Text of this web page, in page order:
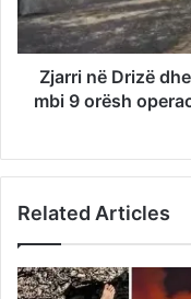
Zjarri në Drizë
mbi 9 orësh
Related Articles